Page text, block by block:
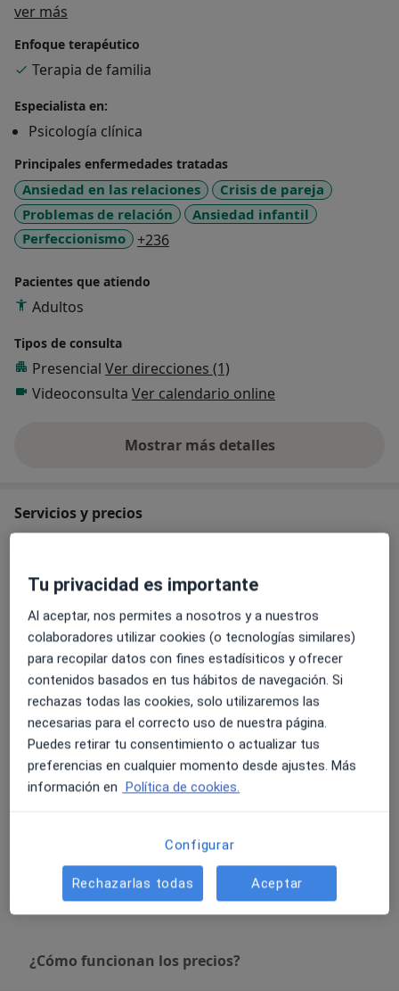
ver más
Enfoque terapéutico
Terapia de familia
Especialista en:
Psicología clínica
Principales enfermedades tratadas
Ansiedad en las relaciones
Crisis de pareja
Problemas de relación
Ansiedad infantil
Perfeccionismo
+236a11y_sr_more_diseases
Pacientes que atiendo
Adultos
Tipos de consulta
Presencial Ver direcciones (1)
Videoconsulta Ver calendario online
Mostrar más detalles
sobre la experiencia
Servicios y precios
Gestión de la ansiedad
Desde 55 € Detalles Reservar cita
Psicoterapia infantil
Desde 55 € Detalles
Visita de tratamiento
Desde 55 € Detalles
Técnicas y estrategias de autoestima
+ 17 servicios
¿Cómo funcionan los precios?
Tu privacidad es importante
Al aceptar, nos permites a nosotros y a nuestros
colaboradores utilizar cookies (o tecnologías similares)
para recopilar datos con fines estadísiticos y ofrecer
contenidos basados en tus hábitos de navegación. Si
rechazas todas las cookies, solo utilizaremos las
necesarias para el correcto uso de nuestra página.
Puedes retirar tu consentimiento o actualizar tus
preferencias en cualquier momento desde ajustes. Más
información en Política de cookies.
Configurar
Rechazarlas todas Aceptar